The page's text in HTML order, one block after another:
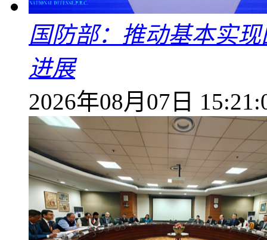
国防部：推动基本实
进展
2026年08月07日